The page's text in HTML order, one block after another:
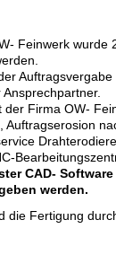
Feinwerk wurde
der Firma OW-
Auftragserosion
CAD-
werden.
die Fertigung